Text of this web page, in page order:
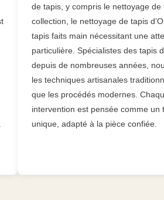
de tapis, y compris le nettoyage de
collection, le nettoyage de tapis
tapis faits main nécessitant une
particulière. Spécialistes des tapis
depuis de nombreuses années,
les techniques artisanales
que les procédés modernes.
intervention est pensée comme un
unique, adapté à la pièce confiée.